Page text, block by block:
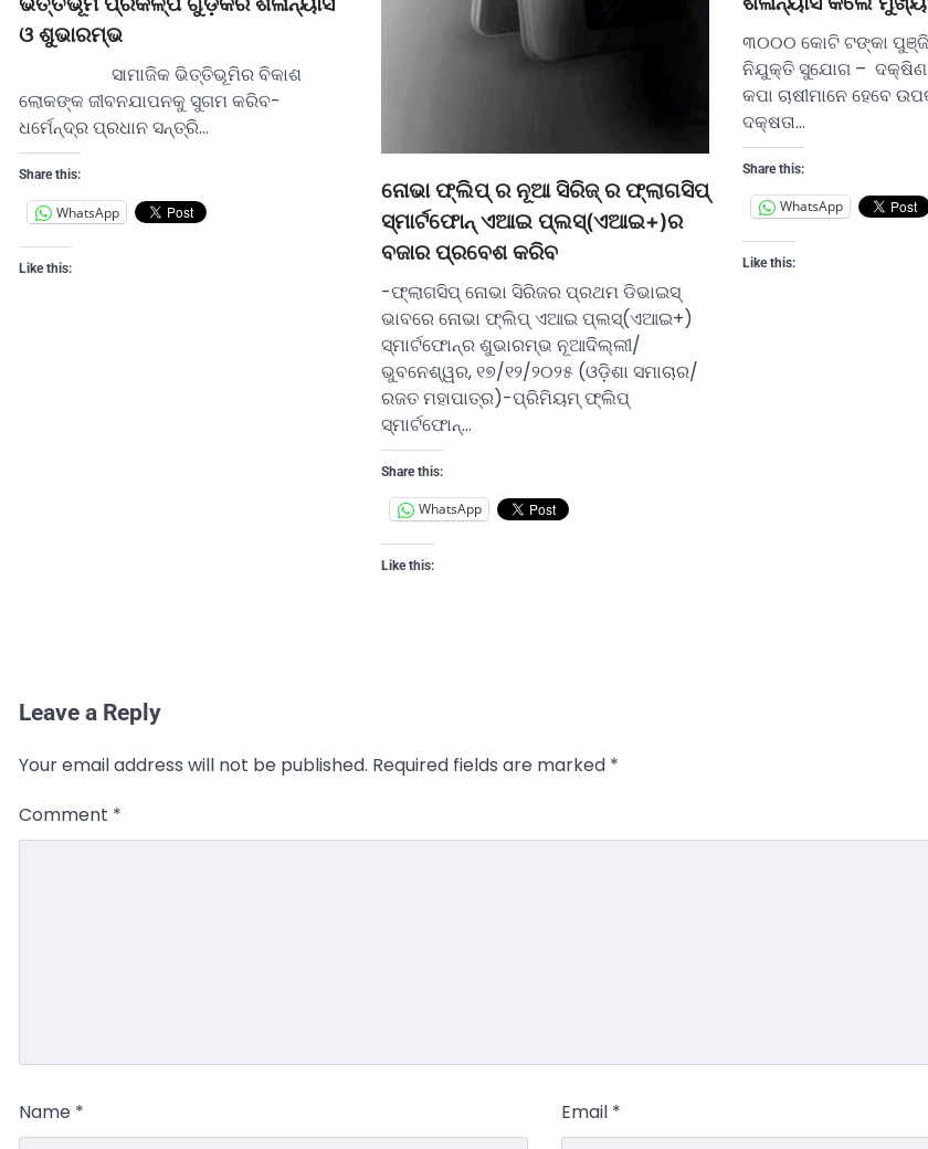
ଓ ଶୁଭାରମ୍ଭ
ସାମାଜିକ ଭିତ୍ତିଭୂମିର ବିକାଶ
ଲୋକଙ୍କ ଜୀବନଯାପନକୁ ସୁଗମ କରିବ-
ଧର୍ମେନ୍ଦ୍ର ପ୍ରଧାନ ସନ୍ତ୍ରି…
Share this:
WhatsApp
Like this:
ନୋଭା ଫ୍ଲିପ୍ ର ନୂଆ ସିରିଜ୍ ର ଫ୍ଲାଗସିପ୍
ସ୍ମାର୍ଟଫୋନ୍ ଏଆଇ ପ୍ଲସ୍(ଏଆଇ+)ର
ବଜାର ପ୍ରବେଶ କରିବ
-ଫ୍ଲାଗସିପ୍ ନୋଭା ସିରିଜର ପ୍ରଥମ ଡିଭାଇସ୍
ଭାବରେ ନୋଭା ଫ୍ଲିପ୍ ଏଆଇ ପ୍ଲସ୍(ଏଆଇ+)
ସ୍ମାର୍ଟଫୋନ୍ର ଶୁଭାରମ୍ଭ ନୂଆଦିଲ୍ଲୀ/
ଭୁବନେଶ୍ୱର, ୧୭/୧୨/୨୦୨୫ (ଓଡ଼ିଶା ସମାଚାର/
ରଜତ ମହାପାତ୍ର)-ପ୍ରିମିୟମ୍ ଫ୍ଲିପ୍
ସ୍ମାର୍ଟଫୋନ୍…
Share this:
WhatsApp
Like this:
୩୦୦୦ କୋଟି ଟଙ୍କା
ନିଯୁକ୍ତି ସୁଯୋଗ – ଦକ୍ଷିଣ
କପା ଚାଷୀମାନେ ହେବେ
ଦକ୍ଷତା…
Share this:
WhatsApp
Like this:
Leave a Reply
Your email address will not be published. Required fields are marked *
Comment *
Name * Email *